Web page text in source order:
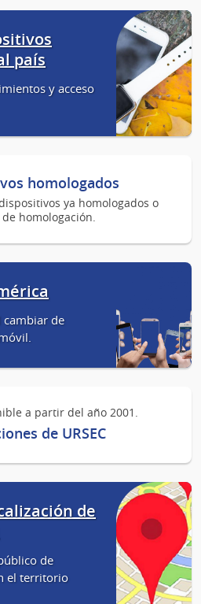
país
y acceso
homologados
ya homologados o
homologación.
cambiar de
de URSEC
a partir del año 2001.
de
de
el territorio